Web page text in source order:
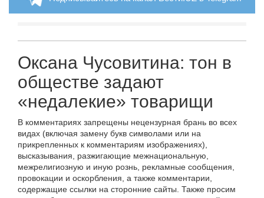
Оксана Чусовитина: тон в
обществе задают
«недалекие» товарищи
В комментариях запрещены нецензурная брань во всех
видах (включая замену букв символами или на
прикрепленных к комментариям изображениях),
высказывания, разжигающие межнациональную,
межрелигиозную и иную рознь, рекламные сообщения,
провокации и оскорбления, а также комментарии,
содержащие ссылки на сторонние сайты. Также просим